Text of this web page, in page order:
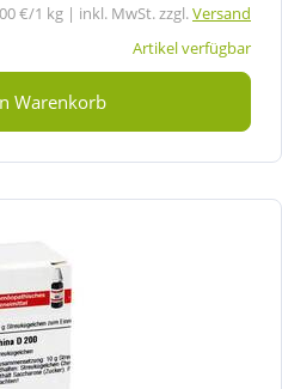
€/1 kg | inkl. MwSt. zzgl.Versand
Artikel verfügbar
Warenkorb